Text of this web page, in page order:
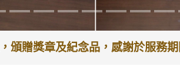
頒贈獎章及紀念品，感謝於服務期